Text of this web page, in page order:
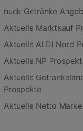
nuck Getränke
Aktuelle Marktkauf
Aktuelle ALDI Nord
Aktuelle NP
Aktuelle
Prospekte
Aktuelle Netto